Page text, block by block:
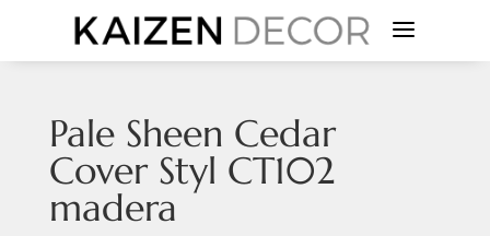
a
Pale Sheen Cedar
Cover Styl CT102
madera